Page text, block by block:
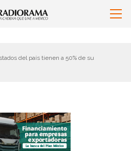
del país tienen a 50% de su